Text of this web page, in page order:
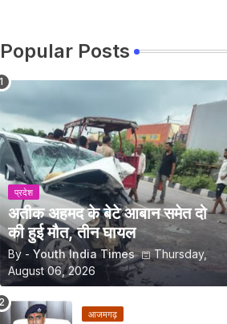
Popular Posts
प्रदेश
अतीक अहमद के बेटे आबान समेत दो
की हुई मौत, तीन घायल
By - Youth India Times
Thursday,
August 06, 2026
आजमगढ़